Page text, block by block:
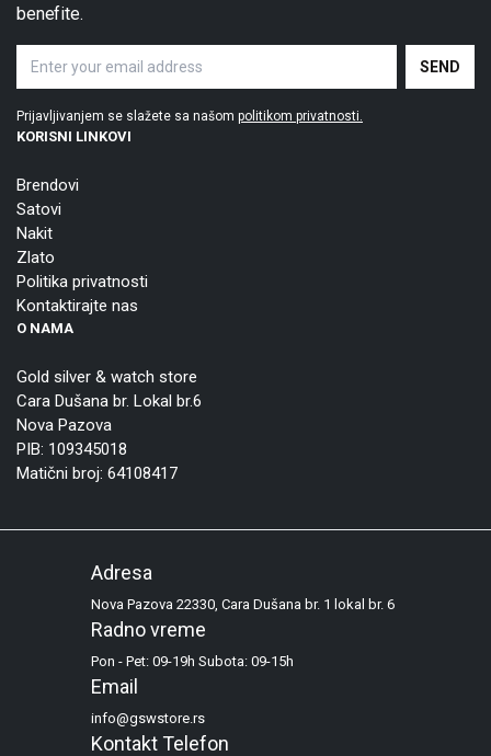
benefite.
Prijavljivanjem se slažete sa našom politikom privatnosti.
KORISNI LINKOVI
Brendovi
Satovi
Nakit
Zlato
Politika privatnosti
Kontaktirajte nas
O NAMA
Gold silver & watch store
Cara Dušana br. Lokal br.6
Nova Pazova
PIB: 109345018
Matični broj: 64108417
Adresa
Nova Pazova 22330, Cara Dušana br. 1 lokal br. 6
Radno vreme
Pon - Pet: 09-19h Subota: 09-15h
Email
info@gswstore.rs
Kontakt Telefon